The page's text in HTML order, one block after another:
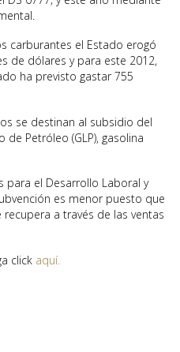
carburantes el Estado erogó
de dólares y para este 2012,
ha previsto gastar 755
se destinan al subsidio del
de Petróleo (GLP), gasolina
para el Desarrollo Laboral y
es menor puesto que
a través de las ventas
click aquí.